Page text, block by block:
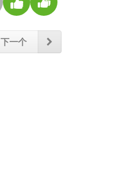
下一个